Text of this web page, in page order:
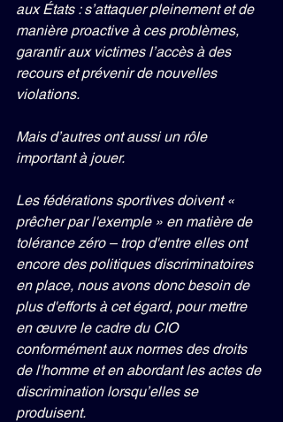
aux États : s’attaquer pleinement et de
manière proactive à ces problèmes,
garantir aux victimes l’accès à des
recours et prévenir de nouvelles
violations.
Mais d’autres ont aussi un rôle
important à jouer.
Les fédérations sportives doivent «
prêcher par l'exemple » en matière de
tolérance zéro – trop d'entre elles ont
encore des politiques discriminatoires
en place, nous avons donc besoin de
plus d'efforts à cet égard, pour mettre
en œuvre le cadre du CIO
conformément aux normes des droits
de l'homme et en abordant les actes de
discrimination lorsqu’elles se
produisent.